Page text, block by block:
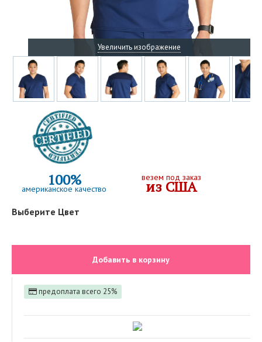
Увеличить изображение
100%
американское качество
везем под заказ
из США
Выберите Цвет
Добавить в корзину
предоплата всего 25%